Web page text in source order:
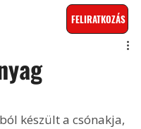
FELIRATKOZÁS
készült a csónakja,